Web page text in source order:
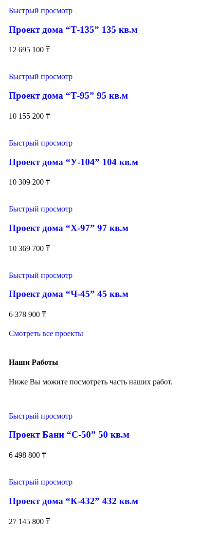
Быстрый просмотр
Проект дома “Т-135” 135 кв.м
12 695 100 ₸
Быстрый просмотр
Проект дома “Т-95” 95 кв.м
10 155 200 ₸
Быстрый просмотр
Проект дома “У-104” 104 кв.м
10 309 200 ₸
Быстрый просмотр
Проект дома “Х-97” 97 кв.м
10 369 700 ₸
Быстрый просмотр
Проект дома “Ч-45” 45 кв.м
6 378 900 ₸
Смотреть все проекты
Наши Работы
Ниже Вы можите посмотреть часть наших работ.
Быстрый просмотр
Проект Бани “С-50” 50 кв.м
6 498 800 ₸
Быстрый просмотр
Проект дома “К-432” 432 кв.м
27 145 800 ₸